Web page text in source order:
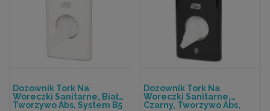
Dozownik Tork Na
Woreczki Sanitarne, Biały,
Tworzywo Abs, System B5
Dozownik Tork Na
Woreczki Sanitarne,
Czarny, Tworzywo Abs,